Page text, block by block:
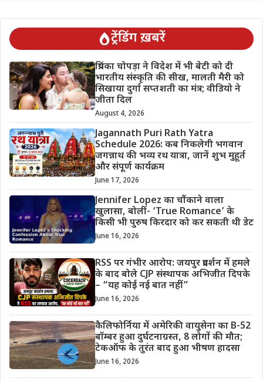
ट्रेंडिंग ख़बरें
प्रियंका चोपड़ा ने विदेश में भी बेटी को दी
भारतीय संस्कृति की सीख, मालती मैरी को
सिखाया दुर्गा सप्तशती का मंत्र; वीडियो ने
जीता दिल
August 4, 2026
Jagannath Puri Rath Yatra
Schedule 2026: कब निकलेगी भगवान
जगन्नाथ की भव्य रथ यात्रा, जानें शुभ मुहूर्त
और संपूर्ण कार्यक्रम
June 17, 2026
Jennifer Lopez का चौंकाने वाला
खुलासा, बोलीं- ‘True Romance’ के
किसी भी पुरुष किरदार को कर सकती थी डेट
June 16, 2026
RSS पर गंभीर आरोप: जयपुर प्रदर्शन में हमले
के बाद बोले CJP संस्थापक अभिजीत दिपके
– “यह कोई नई बात नहीं”
June 16, 2026
कैलिफोर्निया में अमेरिकी वायुसेना का B-52
बॉम्बर हुआ दुर्घटनाग्रस्त, 8 लोगों की मौत;
टेकऑफ के तुरंत बाद हुआ भीषण हादसा
June 16, 2026